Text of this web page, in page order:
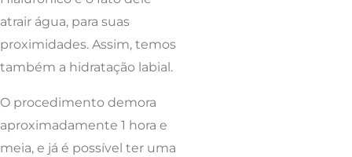
atrair água, para suas
proximidades. Assim, temos
também a hidratação labial.
O procedimento demora
aproximadamente 1 hora e
meia, e já é possível ter uma